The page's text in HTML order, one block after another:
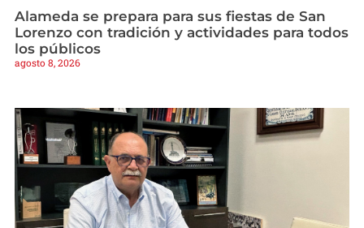
Alameda se prepara para sus fiestas de San
Lorenzo con tradición y actividades para todos
los públicos
agosto 8, 2026